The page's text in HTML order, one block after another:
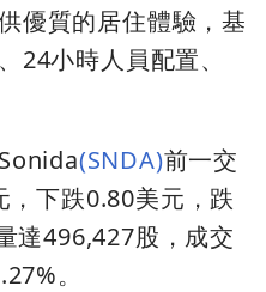
優質的居住體驗，基
24小時人員配置、
(SNDA)前一交
下跌0.80美元，跌
達496,427股，成交
。